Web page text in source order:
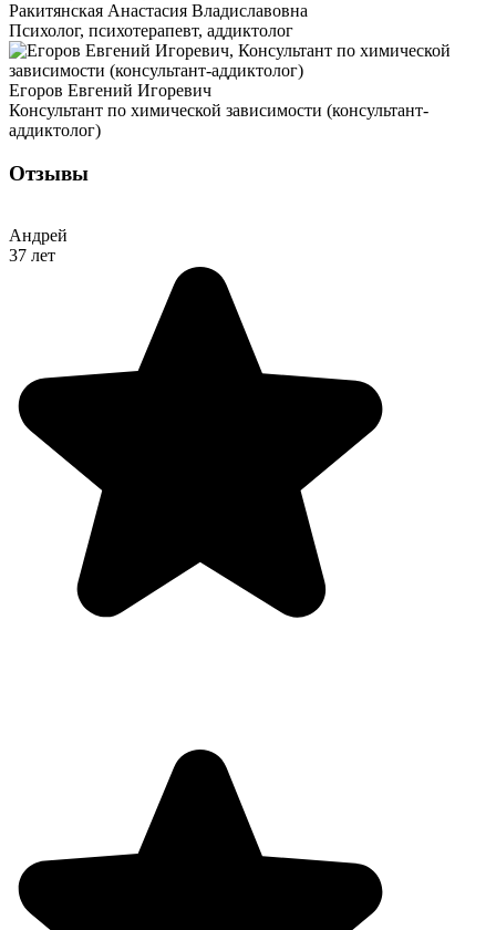
Ракитянская Анастасия Владиславовна
Психолог, психотерапевт, аддиктолог
Егоров Евгений Игоревич
Консультант по химической зависимости (консультант-
аддиктолог)
Отзывы
Андрей
37 лет